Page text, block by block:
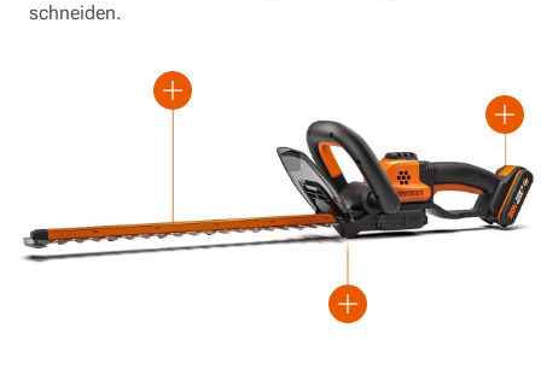
schneiden.
Plus
Plus
Plus